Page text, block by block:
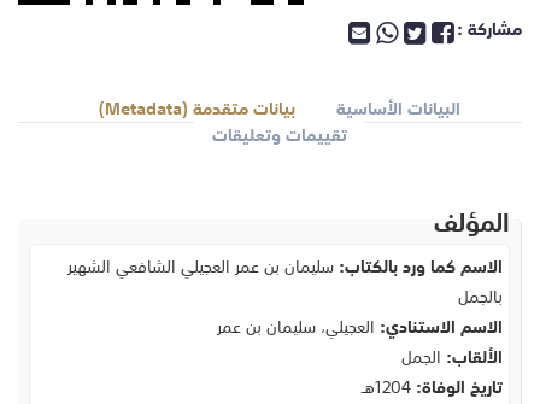
مشاركة :
البيانات الأساسية
بيانات متقدمة (Metadata)
تقييمات وتعليقات
المؤلف
الاسم كما ورد بالكتاب:سليمان بن عمر العجيلي الشافعي الشهير
بالجمل
الاسم الاستنادي: العجيلي، سليمان بن عمر
الألقاب: الجمل
تاريخ الوفاة:1204هـ